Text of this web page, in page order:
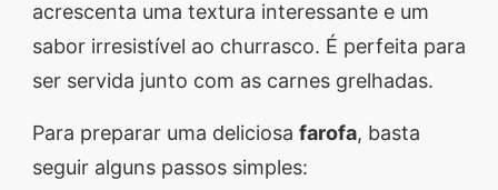
acrescenta uma textura interessante e um
sabor irresistível ao churrasco. É perfeita para
ser servida junto com as carnes grelhadas.
Para preparar uma deliciosa farofa, basta
seguir alguns passos simples: